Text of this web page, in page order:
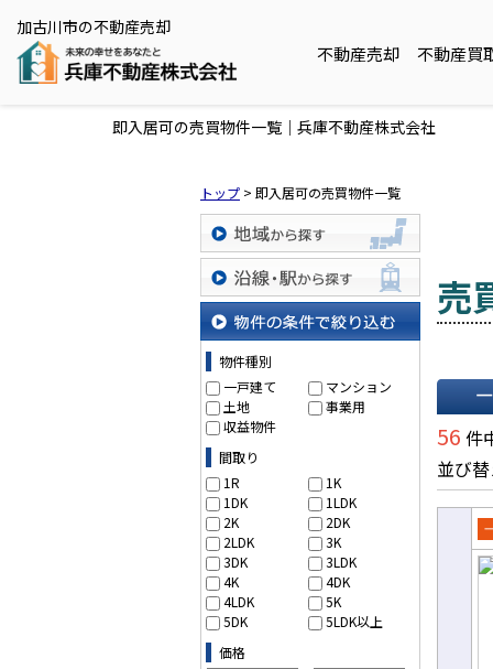
加古川市の不動産売却
不動産売却 不動産買
即入居可の売買物件一覧｜兵庫不動産株式会社
トップ > 即入居可の売買物件一覧
地域から探す
沿線・駅から探す
物件の条件で絞り込む
物件種別
一戸建て
マンション
土地
事業用
収益物件
間取り
1R
1K
1DK
1LDK
2K
2DK
2LDK
3K
3DK
3LDK
4K
4DK
4LDK
5K
5DK
5LDK以上
価格
売
一覧
56 件
並び
て